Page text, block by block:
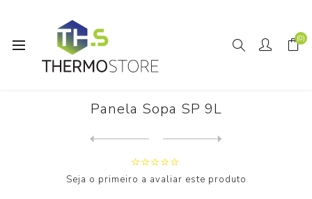
(0)
Início Horeca
Panela Sopa SP 9L
Seja o primeiro a avaliar este produto